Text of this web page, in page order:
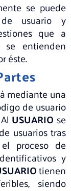
se puede
usuario y
que a
entienden
éste.
mediante una
de usuario
USUARIO se
usuarios tras
proceso de
y
tienen
siendo